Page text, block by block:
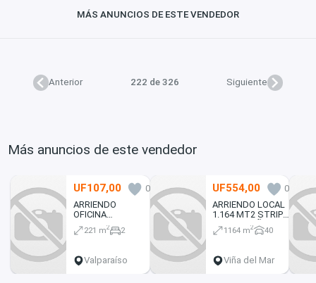
MÁS ANUNCIOS DE ESTE VENDEDOR
Anterior 222 de 326 Siguiente
Más anuncios de este vendedor
UF107,00
0
ARRIENDO
OFICINA
VALPARAISO 221
MT2 ESTACION
221 m2 2
Valparaíso
UF554,00
0
ARRIENDO LOCAL
1.164 MT2 STRIP
CENTER VIÑA DEL
MAR1164 m2 40
Viña del Mar